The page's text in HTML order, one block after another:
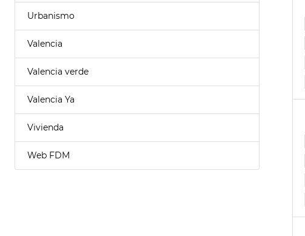
Urbanismo
Valencia
Valencia verde
Valencia Ya
Vivienda
Web FDM